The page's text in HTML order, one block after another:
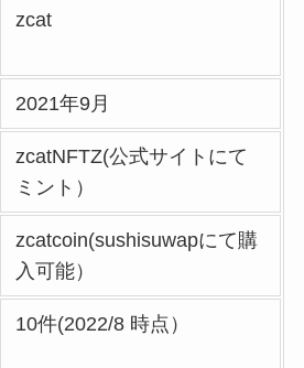
zcat
2021年9月
zcatNFTZ(公式サイトにて
ミント）
zcatcoin(sushisuwapにて購
入可能）
10件(2022/8 時点）